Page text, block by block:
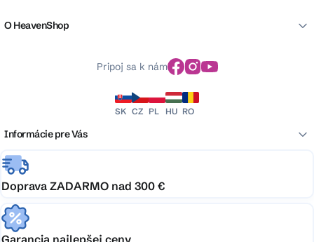
O HeavenShop
Pripoj sa k nám
SK CZ PL HU RO
Informácie pre Vás
Doprava ZADARMO nad 300 €
Garancia najlepšej ceny